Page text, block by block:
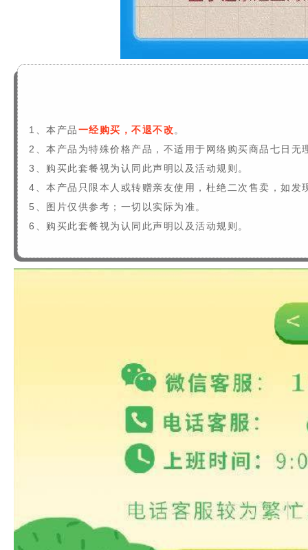
1、本产品一经购买，不退不改。
2、本产品为特殊价格产品，不适用于网络购买商品七日无
3、购买此套餐视为认同此声明以及活动规则。
4 、本产品只限本人或转赠亲友使用，杜绝二次售卖，如
5、图片仅供参考；一切以实际为准。
6、购买此套餐视为认同此声明以及活动规则。